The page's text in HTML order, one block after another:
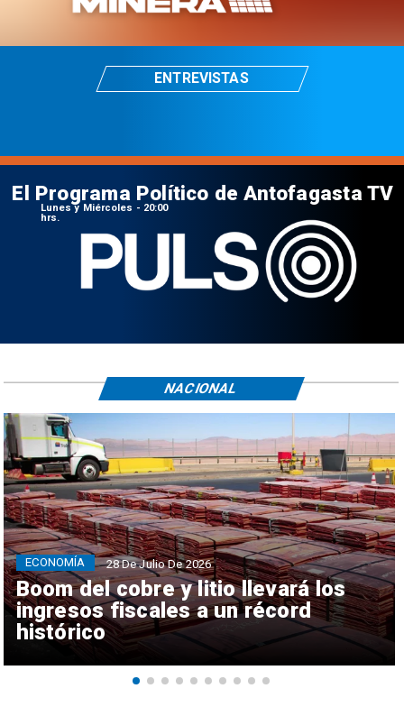
ENTREVISTAS
El Programa Político de Antofagasta TV
Lunes y Miércoles - 20:00
hrs.
Boom del cobre y litio llevará los
ingresos fiscales a un récord
histórico
ECONOMÍA 28 De Julio De 2026
NACIONAL